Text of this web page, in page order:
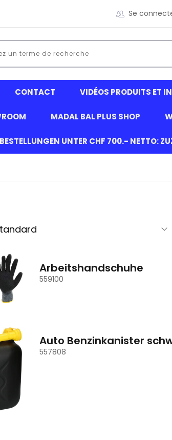
Se
CONTACT VIDÉOS PRODUITS ET
MADAL BAL PLUS SHOP
UNTER CHF 700.- NETTO:
Arbeitshandschuhe
559100
Auto Benzinkanister
557808